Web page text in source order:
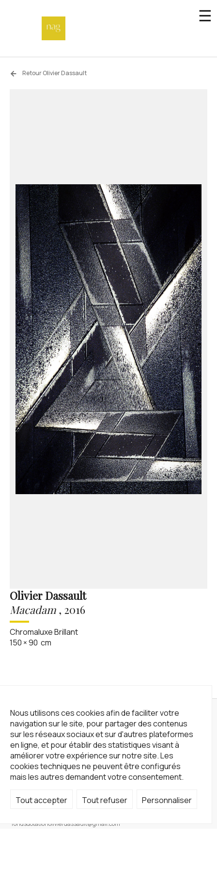
Nous utilisons ces cookies afin de faciliter votre
navigation sur le site, pour partager des contenus
sur les réseaux sociaux et sur d'autres plateformes
en ligne, et pour établir des statistiques visant à
améliorer votre expérience sur notre site. Les
cookies techniques ne peuvent être configurés
mais les autres demandent votre consentement.
Tout accepter Tout refuser Personnaliser
☰
Accueil
Artistes
Retour Olivier Dassault
Olivier Dassault
Macadam , 2016
Chromaluxe Brillant
150 ×90 cm
Not a Gallery
fondsdotationolivierdassault@gmail.com